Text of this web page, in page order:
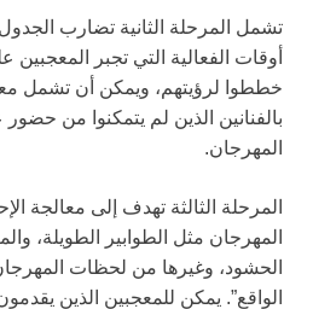
تشمل المرحلة الثانية تضارب
أوقات الفعالية التي تجبر المعجبين
خططوا لرؤيتهم، ويمكن أن تشمل
بالفنانين الذين لم يتمكنوا من
المهرجان.
المرحلة الثالثة تهدف إلى معالجة
المهرجان مثل الطوابير الطويلة،
الحشود، وغيرها من لحظات
الواقع”. يمكن للمعجبين الذين